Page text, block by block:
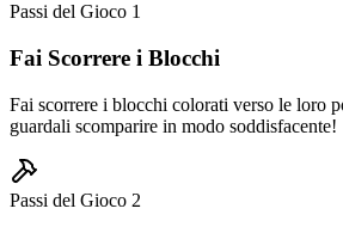
Passi del Gioco 1
Fai Scorrere i Blocchi
Fai scorrere i blocchi colorati verso le loro
guardali scomparire in modo soddisfacente!
Passi del Gioco 2